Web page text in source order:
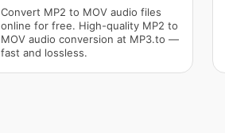
Convert MP2 to MOV audio files
online for free. High-quality MP2 to
MOV audio conversion at MP3.to —
fast and lossless.